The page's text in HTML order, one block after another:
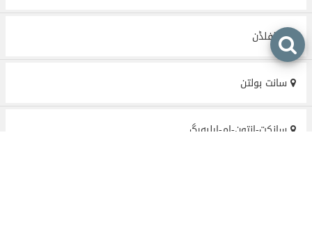
سالفلڈن
سانت بولتن
سانكت-انتون-ام-ارلبەرگ